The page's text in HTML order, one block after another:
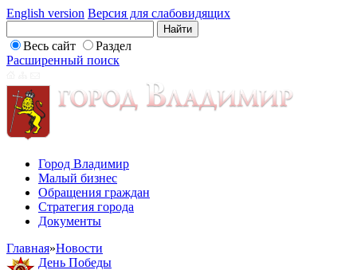
English version Версия для слабовидящих
Весь сайт
Раздел
Расширенный поиск
Город Владимир
Малый бизнес
Обращения граждан
Стратегия города
Документы
Главная»Новости
День Победы